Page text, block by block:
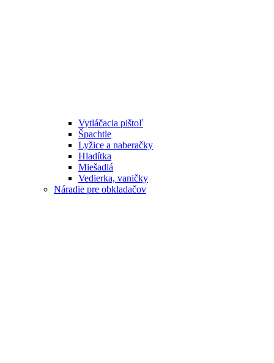
Vytláčacia pištoľ
Špachtle
Lyžice a naberačky
Hladítka
Miešadlá
Vedierka, vaničky
Náradie pre obkladačov